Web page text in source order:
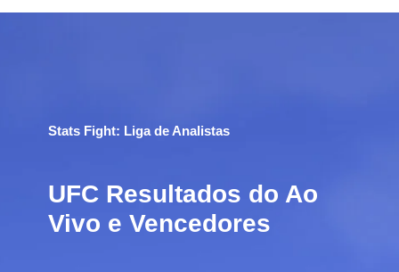
Stats Fight: Liga de Analistas
UFC Resultados do Ao
Vivo e Vencedores